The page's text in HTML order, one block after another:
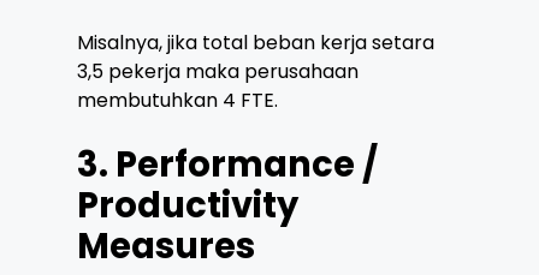
Misalnya, jika total beban kerja setara
3,5 pekerja maka perusahaan
membutuhkan 4 FTE.
3. Performance /
Productivity
Measures